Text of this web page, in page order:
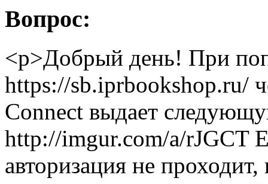
Вопрос:
<p>Добрый день! При
https://sb.iprbookshop.ru/
Connect выдает
http://imgur.com/a/rJGCT
авторизация не